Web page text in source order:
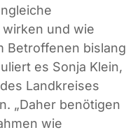
und wie
Betroffenen bislang
es Sonja Klein,
Landkreises
„Daher benötigen
wie